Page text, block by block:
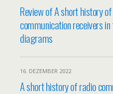
Review of A short history
communication receivers
diagrams
16. DEZEMBER 2022
A short history of radio